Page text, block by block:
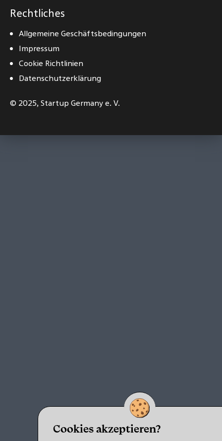
Rechtliches
Allgemeine Geschäftsbedingungen
Impressum
Cookie Richtlinien
Datenschutzerklärung
© 2025,Startup Germany e. V.
Cookies akzeptieren?